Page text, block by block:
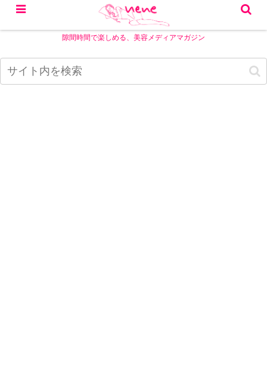
隙間時間で楽しめる、美容メディアマガジン